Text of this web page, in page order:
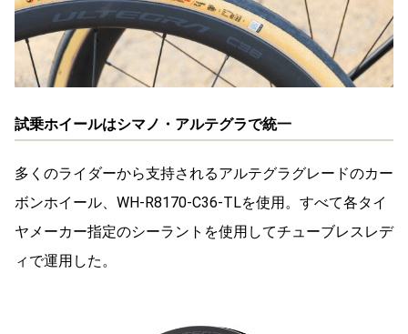
試乗ホイールはシマノ・アルテグラで統一
多くのライダーから支持されるアルテグラグレードのカー
ボンホイール、WH-R8170-C36-TLを使用。すべて各タイ
ヤメーカー指定のシーラントを使用してチューブレスレデ
ィで運用した。